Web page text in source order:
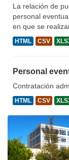
La relación de
personal
en que se
HTML CSV
Personal
Contratación
HTML CSV